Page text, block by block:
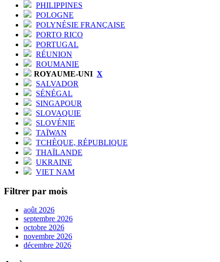
PHILIPPINES
POLOGNE
POLYNÉSIE FRANÇAISE
PORTO RICO
PORTUGAL
RÉUNION
ROUMANIE
ROYAUME-UNI X
SALVADOR
SÉNÉGAL
SINGAPOUR
SLOVAQUIE
SLOVÉNIE
TAÏWAN
TCHÈQUE, RÉPUBLIQUE
THAÏLANDE
UKRAINE
VIET NAM
Filtrer par mois
août 2026
septembre 2026
octobre 2026
novembre 2026
décembre 2026